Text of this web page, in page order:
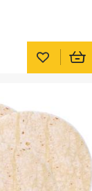
Προσθήκη